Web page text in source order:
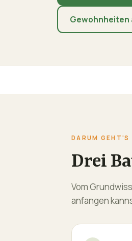
Gewohnheiten
DARUM GEHT'S
Drei
Vom
anfangen